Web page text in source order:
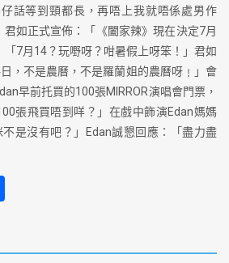
仔話等到頸都長，再唔上我就唔係處男作
如正式宣佈：「《闔家辣》現在決定7月
「7月14？玩嘢呀？咁暑假上呀笨！」君如
，不是農曆，不是羅蘭姐的農曆呀﹗」會
早前托買的100張MIRROR演唱會門票，
張飛買唔到咩？」在戲中飾演Edan媽媽
是沒有吧？」Edan誠懇回應：「盡力盡